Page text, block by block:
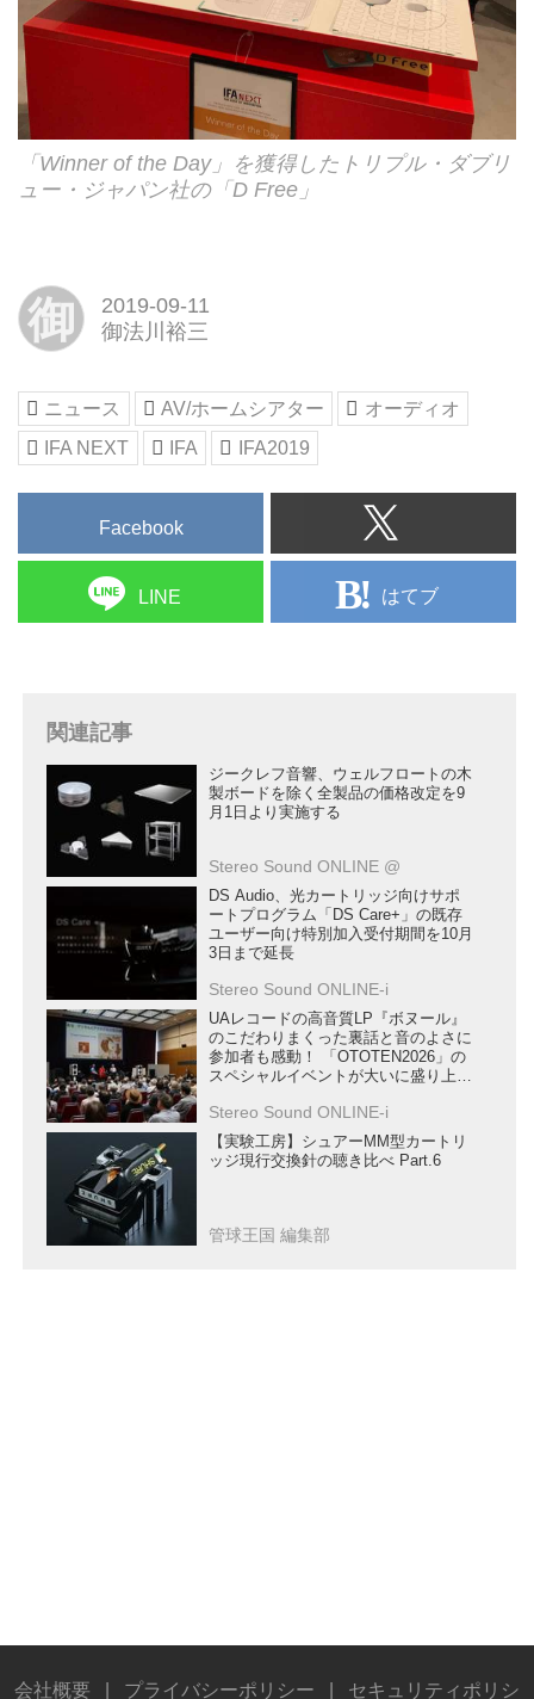
「Winner of the Day」を獲得したトリプル・ダブリ
ュー・ジャパン社の「D Free」
御
2019-09-11
御法川裕三
ニュース AV/ホームシアター
オーディオ
IFA NEXT
IFA IFA2019
Facebook
LINE はてブ
関連記事
ジークレフ音響、ウェルフロートの木
製ボードを除く全製品の価格改定を9
月1日より実施する
Stereo Sound ONLINE @
DS Audio、光カートリッジ向けサポ
ートプログラム「DS Care+」の既存
ユーザー向け特別加入受付期間を10月
3日まで延長
Stereo Sound ONLINE-i
UAレコードの高音質LP『ボヌール』
のこだわりまくった裏話と音のよさに
参加者も感動！ 「OTOTEN2026」の
スペシャルイベントが大いに盛り上が
Stereo Sound ONLINE-i
【実験工房】シュアーMM型カートリ
ッジ現行交換針の聴き比べ Part.6
管球王国 編集部
会社概要 プライバシーポリシー セキュリティポリシ